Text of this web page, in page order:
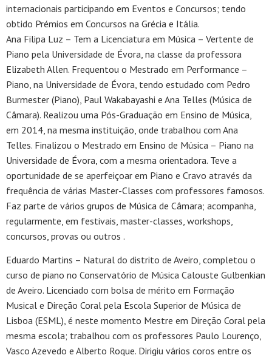
internacionais participando em Eventos e Concursos; tendo
obtido Prémios em Concursos na Grécia e Itália.
Ana Filipa Luz – Tem a Licenciatura em Música – Vertente de
Piano pela Universidade de Évora, na classe da professora
Elizabeth Allen. Frequentou o Mestrado em Performance –
Piano, na Universidade de Évora, tendo estudado com Pedro
Burmester (Piano), Paul Wakabayashi e Ana Telles (Música de
Câmara). Realizou uma Pós-Graduação em Ensino de Música,
em 2014, na mesma instituição, onde trabalhou com Ana
Telles. Finalizou o Mestrado em Ensino de Música – Piano na
Universidade de Évora, com a mesma orientadora. Teve a
oportunidade de se aperfeiçoar em Piano e Cravo através da
frequência de várias Master-Classes com professores famosos.
Faz parte de vários grupos de Música de Câmara; acompanha,
regularmente, em festivais, master-classes, workshops,
concursos, provas ou outros .
Eduardo Martins – Natural do distrito de Aveiro, completou o
curso de piano no Conservatório de Música Calouste Gulbenkian
de Aveiro. Licenciado com bolsa de mérito em Formação
Musical e Direção Coral pela Escola Superior de Música de
Lisboa (ESML), é neste momento Mestre em Direção Coral pela
mesma escola; trabalhou com os professores Paulo Lourenço,
Vasco Azevedo e Alberto Roque. Dirigiu vários coros entre os